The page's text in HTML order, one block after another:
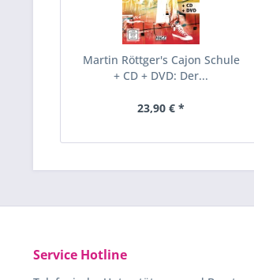
Martin Röttger's Cajon Schule
+ CD + DVD: Der...
23,90 € *
Service Hotline